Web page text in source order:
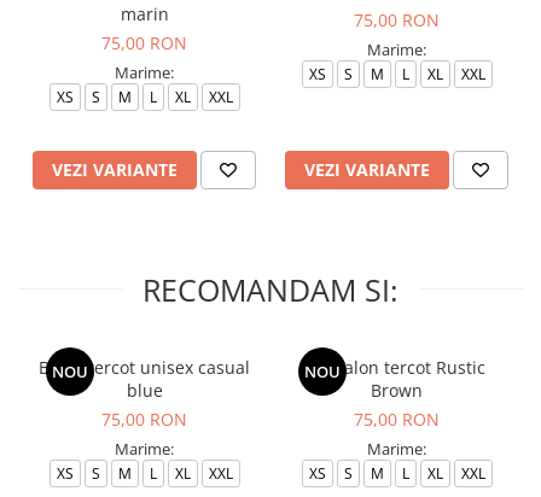
marin
75,00 RON
Marime:
XS S M L XL XXL
VEZI VARIANTE
75,00 RON
Marime:
XS S M L XL XXL
VEZI VARIANTE
RECOMANDAM SI:
NOU
Bluza tercot unisex casual
blue
75,00 RON
Marime:
XS S M L XL XXL
NOU
Pantalon tercot Rustic
Brown
75,00 RON
Marime:
XS S M L XL XXL